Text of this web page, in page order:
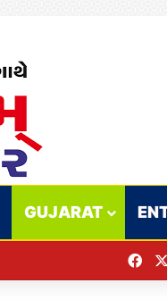
GUJARAT